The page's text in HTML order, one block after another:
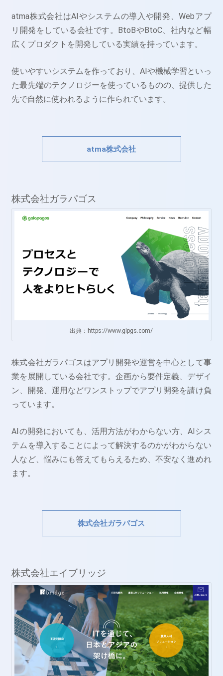
atma株式会社はAIやシステムの導入や開発、Webアプ
リ開発をしている会社です。BtoBやBtoC、社内など幅
広くプロダクトを開発している実績を持っています。
使いやすいシステムを作っており、AIや機械学習といっ
た最先端のテクノロジーを使っているものの、提供した
先で自然に使われるように作られています。
atma株式会社
株式会社ガラパゴス
出典：https://www.glpgs.com/
株式会社ガラパゴスはアプリ開発や運営を中心として事
業を展開している会社です。企画から要件定義、デザイ
ン、開発、運用などワンストップでアプリ開発を請け負
っています。
AIの開発においても、活用方法がわからない方、AIシス
テムを導入することによって解決するのかがわからない
人など、悩みにも答えてもらえるため、不安なく進めれ
ます。
株式会社ガラパゴス
株式会社エイブリッジ